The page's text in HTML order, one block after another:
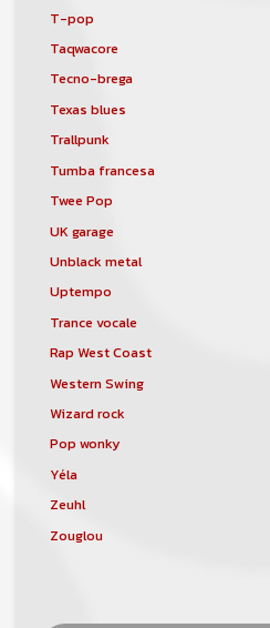
T-pop
Taqwacore
Tecno-brega
Texas blues
Trallpunk
Tumba francesa
Twee Pop
UK garage
Unblack metal
Uptempo
Trance vocale
Rap West Coast
Western Swing
Wizard rock
Pop wonky
Yéla
Zeuhl
Zouglou